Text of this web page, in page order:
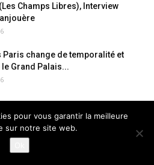
Champs Libres), Interview
Paris change de temporalité et
Grand Palais...
d’entreprise Martell, 10 ans de
Rencontre Anne-Claire Duprat,
pour vous garantir la meilleure
sur notre site web.